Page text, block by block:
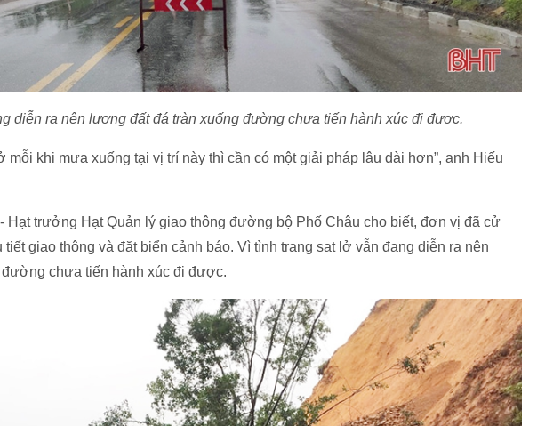
diễn ra nên lượng đất đá tràn xuống đường chưa tiến hành xúc đi được.
mỗi khi mưa xuống tại vị trí này thì cần có một giải pháp lâu dài hơn”, anh Hiếu
Hạt trưởng Hạt Quản lý giao thông đường bộ Phố Châu cho biết, đơn vị đã cử
giao thông và đặt biển cảnh báo. Vì tình trạng sạt lở vẫn đang diễn ra nên
đường chưa tiến hành xúc đi được.